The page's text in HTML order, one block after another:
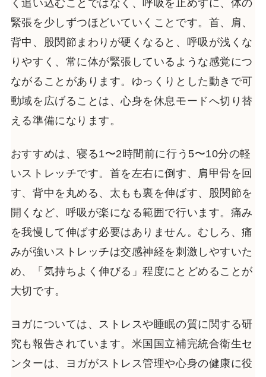
く追い込むことではなく、呼吸を止めずに、体の
緊張を少しずつほどいていくことです。首、肩、
背中、股関節まわりが硬くなると、呼吸が浅くな
りやすく、常に体が緊張しているような感覚につ
ながることがあります。ゆっくりとした動きで可
動域を広げることは、心身を休息モードへ切り替
える準備になります。
おすすめは、寝る1〜2時間前に行う5〜10分の軽
いストレッチです。首を左右に倒す、肩甲骨を回
す、背中を丸める、太もも裏を伸ばす、股関節を
開くなど、呼吸が楽になる範囲で行います。痛み
を我慢して伸ばす必要はありません。むしろ、痛
みが強いストレッチは交感神経を刺激しやすいた
め、「気持ちよく伸びる」程度にとどめることが
大切です。
ヨガについては、ストレスや睡眠の質に関する研
究も報告されています。米国国立補完統合衛生セ
ンターは、ヨガがストレス管理や心身の健康に役